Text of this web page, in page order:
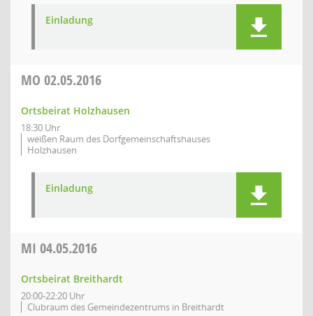
Einladung
MO 02.05.2016
Ortsbeirat Holzhausen
18:30 Uhr
weißen Raum des Dorfgemeinschaftshauses
Holzhausen
Einladung
MI 04.05.2016
Ortsbeirat Breithardt
20:00-22:20 Uhr
Clubraum des Gemeindezentrums in Breithardt